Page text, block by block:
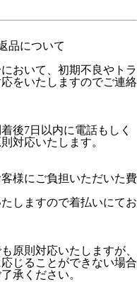
品について
おいて、初期不良やトラ
をいたしますのでご連絡
後7日以内に電話もしく
対応いたします。
様にご負担いただいた費
しますので着払いにてお
原則対応いたしますが、
じることができない場合
承ください。